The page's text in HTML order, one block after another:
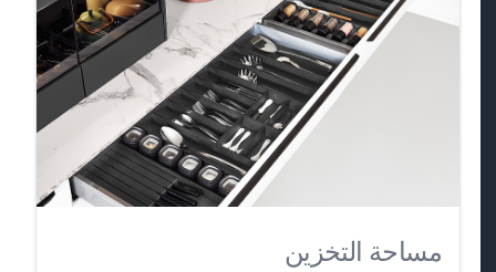
مساحة التخزين